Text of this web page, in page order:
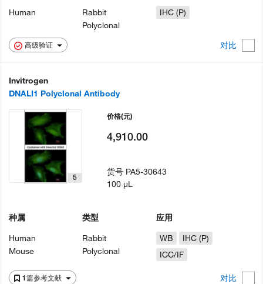
高级验证 对比
Human
Rabbit
Polyclonal
IHC (P)
Invitrogen
DNALI1 Polyclonal Antibody
1篇参考文献 对比
5
种属
Human
Mouse
类型
Rabbit
Polyclonal
应用
WB
IHC (P)
ICC/IF
价格(元)
4,910.00
货号 PA5-30643
100 µL